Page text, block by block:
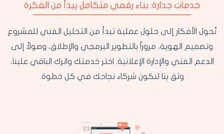
خدمات جدارة: بناء رقمي متكامل يبدأ من الفكرة
نُحول الأفكار إلى حلول عملية تبدأ من التحليل الفني للمشروع
وتصميم الهوية، مروراً بالتطوير البرمجي والإطلاق، وصولاً إلى
الدعم الفني والإدارة الإعلانية. اختر خدمتك واترك الباقي علينا،
وثق بنا لنكون شركاء نجاحك في كل خطوة.